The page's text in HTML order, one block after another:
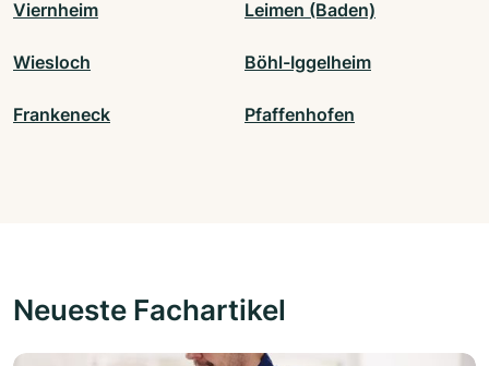
Viernheim Leimen (Baden)
Wiesloch Böhl-Iggelheim
Frankeneck Pfaffenhofen
Neueste Fachartikel